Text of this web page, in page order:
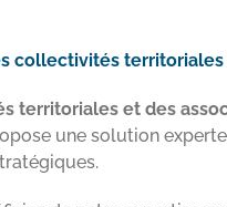
collectivités territoriales
territoriales et des
une solution